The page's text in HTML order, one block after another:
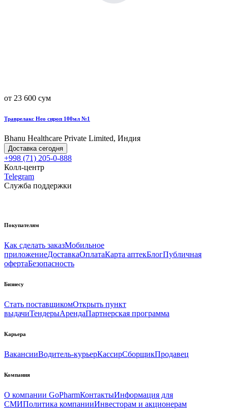
от 23 600 сум
Траврелакс Нео сироп 100мл №1
Bhanu Healthcare Private Limited, Индия
Доставка сегодня
+998 (71) 205-0-888
Колл-центр
Telegram
Служба поддержки
Покупателям
Как сделать заказМобильное
приложениеДоставкаОплатаКарта аптекБлогПубличная
офертаБезопасность
Бизнесу
Стать поставщикомОткрыть пункт
выдачиТендерыАрендаПартнерская программа
Карьера
ВакансииВодитель-курьерКассирСборщикПродавец
Компания
О компании GoPharmКонтактыИнформация для
СМИПолитика компанииИнвесторам и акционерам